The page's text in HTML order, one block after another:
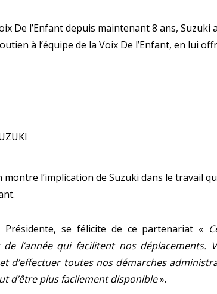
De l’Enfant depuis maintenant 8 ans,
à l’équipe de la Voix De l’Enfant, en lui
l’implication de Suzuki dans le travail
Présidente, se félicite de ce partenariat «
l’année qui facilitent nos déplacements.
d’effectuer toutes nos démarches
d’être plus facilement disponible».